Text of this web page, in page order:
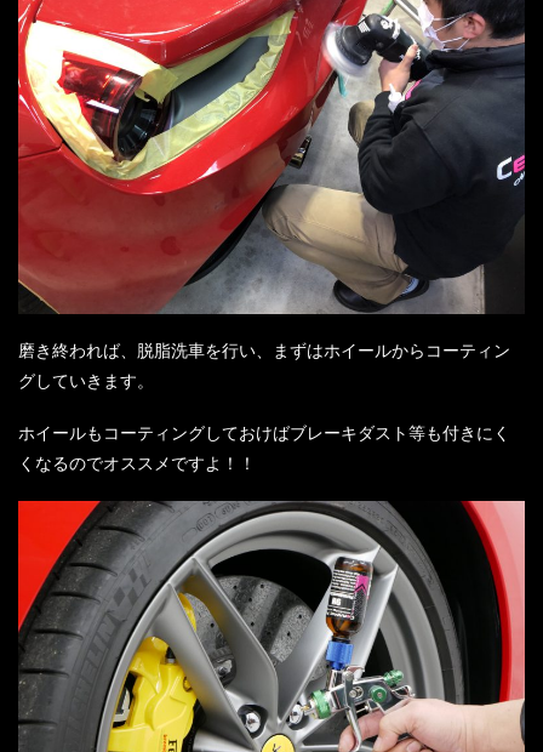
磨き終われば、脱脂洗車を行い、まずはホイールからコーティン
グしていきます。
ホイールもコーティングしておけばブレーキダスト等も付きにく
くなるのでオススメですよ！！